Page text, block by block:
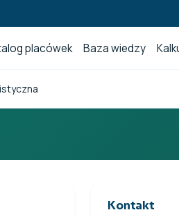
placówek Baza wiedzy
Kontakt